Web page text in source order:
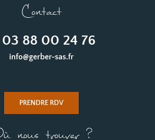
Contact
03 88 00 24 76
info@gerber-sas.fr
PRENDRE RDV